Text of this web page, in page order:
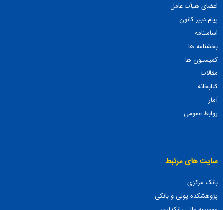
اعضای هیأت عامل
پیام دبیر کانون
اساسنامه
بخشنامه ها
کمیسیون ها
مقالات
کتابخانه
آمار
روابط عمومی
سایت های مرتبط
بانک مرکزی
پژوهشکده پولی و بانکی